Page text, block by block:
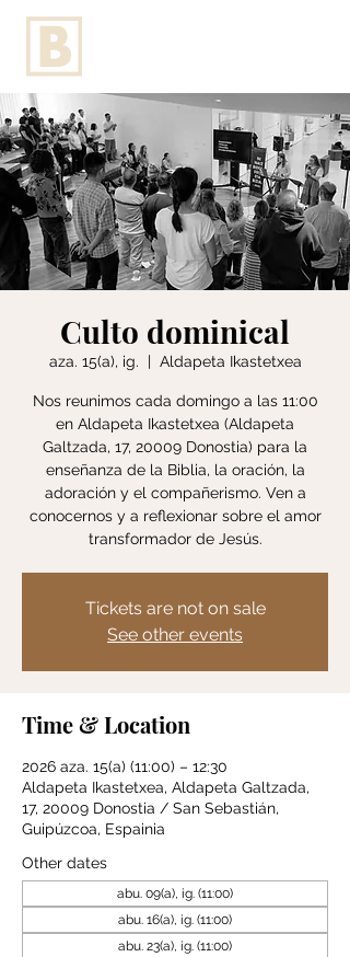
Culto dominical
aza. 15(a), ig.
  |
Aldapeta Ikastetxea
Nos reunimos cada domingo a las 11:00
en Aldapeta Ikastetxea (Aldapeta
Galtzada, 17, 20009 Donostia) para la
enseñanza de la Biblia, la oración, la
adoración y el compañerismo. Ven a
conocernos y a reflexionar sobre el amor
transformador de Jesús.
Tickets are not on sale
See other events
Time & Location
2026 aza. 15(a) (11:00) – 12:30
Aldapeta Ikastetxea, Aldapeta Galtzada,
17, 20009 Donostia / San Sebastián,
Guipúzcoa, Espainia
Other dates
abu. 09(a), ig. (11:00)
abu. 16(a), ig. (11:00)
abu. 23(a), ig. (11:00)